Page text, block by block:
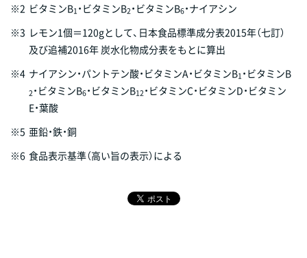
※2 ビタミンB1 ・ビタミンB2・ビタミンB6・ナイアシン
※3 レモン1個＝120gとして、日本食品標準成分表2015年（七訂）
及び追補2016年 炭水化物成分表をもとに算出
※4 ナイアシン・パントテン酸・ビタミンA・ビタミンB1 ・ビタミンB
2・ビタミンB6・ビタミンB12・ビタミンC・ビタミンD・ビタミン
E・葉酸
※5 亜鉛・鉄・銅
※6 食品表示基準（高い旨の表示）による